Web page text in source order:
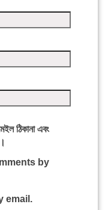
ঠিকানা এবং
by
email.